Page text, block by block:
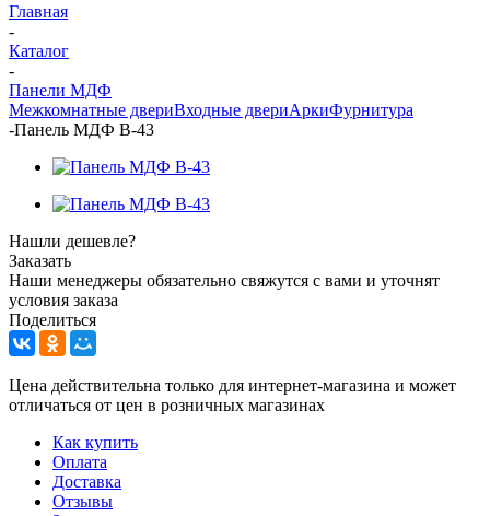
Главная
-
Каталог
-
Панели МДФ
Межкомнатные двериВходные двериАркиФурнитура
-Панель МДФ В-43
Нашли дешевле?
Заказать
Наши менеджеры обязательно свяжутся с вами и уточнят
условия заказа
Поделиться
Цена действительна только для интернет-магазина и может
отличаться от цен в розничных магазинах
Как купить
Оплата
Доставка
Отзывы